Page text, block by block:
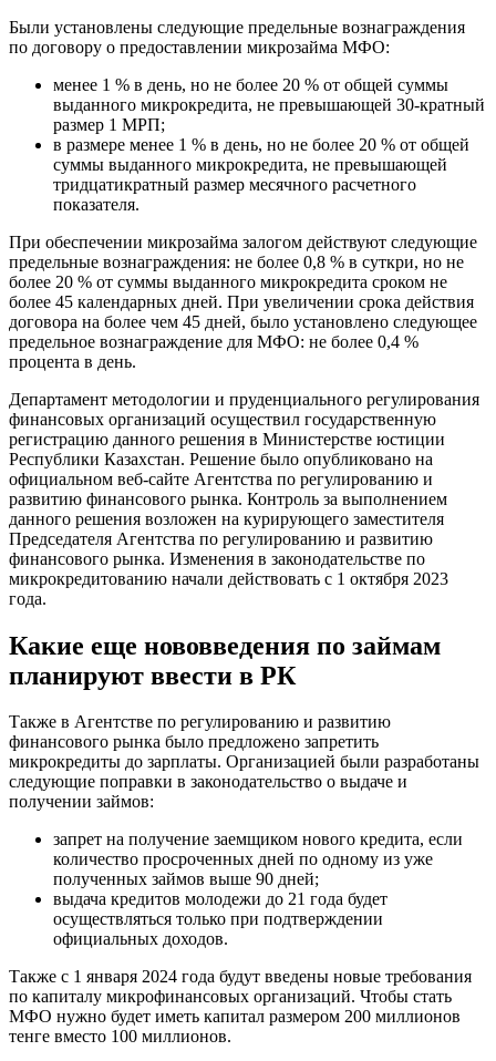
Были установлены следующие предельные вознаграждения
по договору о предоставлении микрозайма МФО:
менее 1 % в день, но не более 20 % от общей суммы
выданного микрокредита, не превышающей 30-кратный
размер 1 МРП;
в размере менее 1 % в день, но не более 20 % от общей
суммы выданного микрокредита, не превышающей
тридцатикратный размер месячного расчетного
показателя.
При обеспечении микрозайма залогом действуют следующие
предельные вознаграждения: не более 0,8 % в суткри, но не
более 20 % от суммы выданного микрокредита сроком не
более 45 календарных дней. При увеличении срока действия
договора на более чем 45 дней, было установлено следующее
предельное вознаграждение для МФО: не более 0,4 %
процента в день.
Департамент методологии и пруденциального регулирования
финансовых организаций осуществил государственную
регистрацию данного решения в Министерстве юстиции
Республики Казахстан. Решение было опубликовано на
официальном веб-сайте Агентства по регулированию и
развитию финансового рынка. Контроль за выполнением
данного решения возложен на курирующего заместителя
Председателя Агентства по регулированию и развитию
финансового рынка. Изменения в законодательстве по
микрокредитованию начали действовать с 1 октября 2023
года.
Какие еще нововведения по займам
планируют ввести в РК
Также в Агентстве по регулированию и развитию
финансового рынка было предложено запретить
микрокредиты до зарплаты. Организацией были разработаны
следующие поправки в законодательство о выдаче и
получении займов:
запрет на получение заемщиком нового кредита, если
количество просроченных дней по одному из уже
полученных займов выше 90 дней;
выдача кредитов молодежи до 21 года будет
осуществляться только при подтверждении
официальных доходов.
Также с 1 января 2024 года будут введены новые требования
по капиталу микрофинансовых организаций. Чтобы стать
МФО нужно будет иметь капитал размером 200 миллионов
тенге вместо 100 миллионов.